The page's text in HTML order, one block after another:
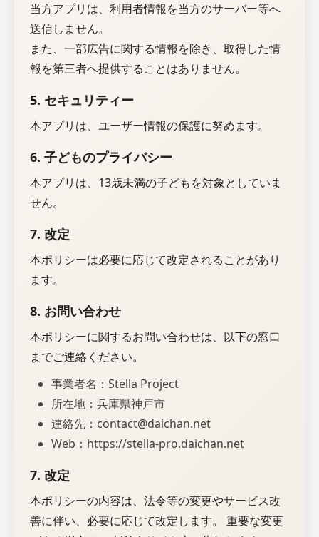
当方アプリは、利用者情報を当方のサーバー等へ
送信しません。
また、一部広告に関する情報を除き、取得した情
報を第三者へ提供することはありません。
5. セキュリティー
本アプリは、ユーザー情報の保護に努めます。
6. 子どものプライバシー
本アプリは、13歳未満の子どもを対象としていま
せん。
7. 改定
本ポリシーは必要に応じて改定されることがあり
ます。
8. お問い合わせ
本ポリシーに関するお問い合わせは、以下の窓口
までご連絡ください。
事業者名：Stella Project
所在地：兵庫県神戸市
連絡先：contact@daichan.net
Web：https://stella-pro.daichan.net
7. 改定
本ポリシーの内容は、法令等の変更やサービス改
善に伴い、必要に応じて改定します。 重要な変更